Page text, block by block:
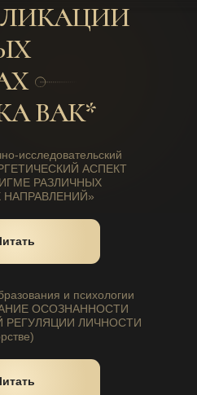
ВАК*
и психологии
ОСОЗНАННОСТИ
ЛИЧНОСТИ
исследовательский
АСПЕКТ
РАЗЛИЧНЫХ